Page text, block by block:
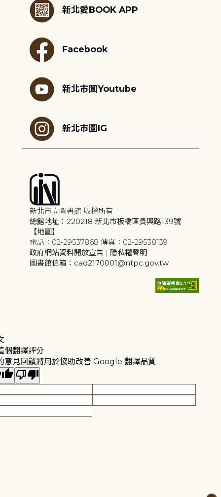
新北愛BOOK APP
Facebook
新北市圖Youtube
新北市圖IG
新北市立圖書館 版權所有
總館地址：220218 新北市板橋區貴興路139號
【地圖】
電話：02-29537868 傳真：02-29538139
政府網站資料開放宣告 | 隱私權聲明
圖書館信箱：cad2170001@ntpc.gov.tw
個翻譯評分
意見回饋將用於協助改善 Google 翻譯品質